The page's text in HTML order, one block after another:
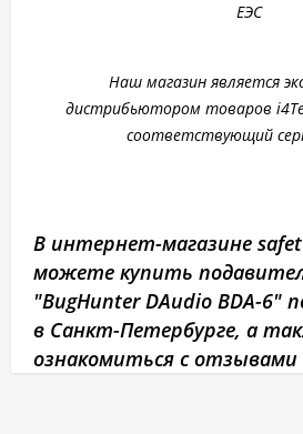
ЕЭС
Наш магазин является
дистрибьютором товаров
соответствующий
В интернет-магазине
можете купить
"BugHunter DAudio BDA-6"
в Санкт-Петербурге, а
ознакомиться с отзывами